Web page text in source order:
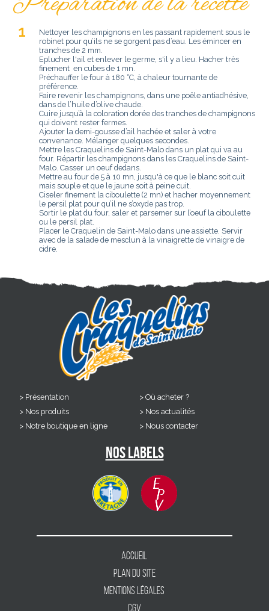
Nettoyer les champignons en les passant rapidement sous le
robinet pour qu’ils ne se gorgent pas d’eau. Les émincer en
tranches de 2 mm.
Eplucher l'ail et enlever le germe, s'il y a lieu. Hacher très
finement en cubes de 1 mn.
Préchauffer le four à 180 °C, à chaleur tournante de
préférence.
Faire revenir les champignons, dans une poêle antiadhésive,
dans de l’huile d’olive chaude.
Cuire jusqu’à la coloration dorée des tranches de champignons
qui doivent rester fermes.
Ajouter la demi-gousse d’ail hachée et saler à votre
convenance. Mélanger quelques secondes.
Mettre les Craquelins de Saint-Malo dans un plat qui va au
four. Répartir les champignons dans les Craquelins de Saint-
Malo. Casser un oeuf dedans.
Mettre au four de 5 à 10 mn, jusqu'à ce que le blanc soit cuit
mais souple et que le jaune soit à peine cuit.
Ciseler finement la ciboulette (2 mn) et hacher moyennement
le persil plat pour qu’il ne s’oxyde pas trop.
Sortir le plat du four, saler et parsemer sur l’oeuf la ciboulette
ou le persil plat.
Placer le Craquelin de Saint-Malo dans une assiette. Servir
avec de la salade de mesclun à la vinaigrette de vinaigre de
cidre.
Présentation
Nos produits
Notre boutique en ligne
Où acheter ?
Nos actualités
Nous contacter
Nos labels
Accueil
Plan du site
Mentions légales
CGV